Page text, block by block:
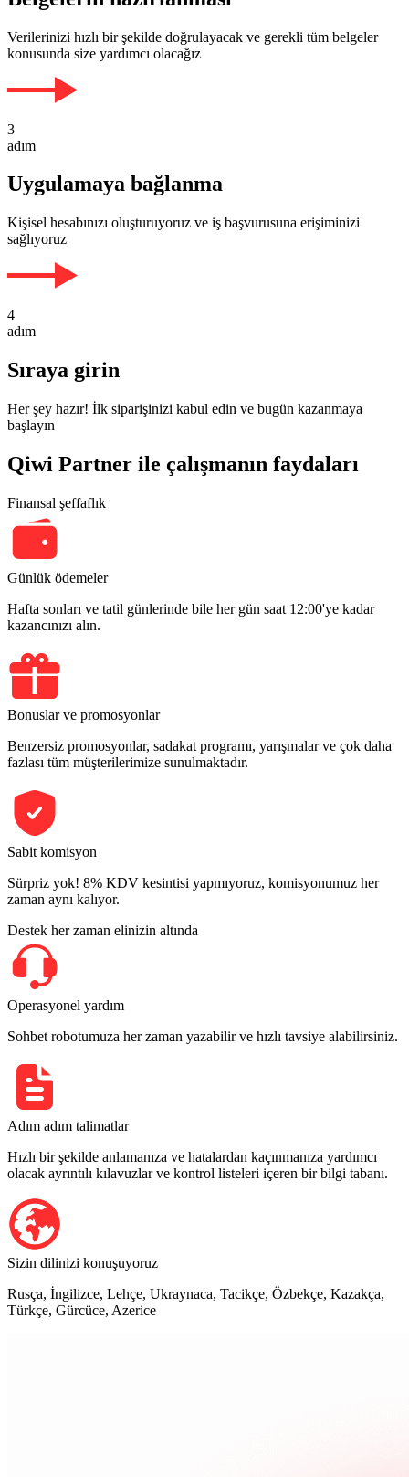
Verilerinizi hızlı bir şekilde doğrulayacak ve gerekli tüm belgeler
konusunda size yardımcı olacağız
3
adım
Uygulamaya bağlanma
Kişisel hesabınızı oluşturuyoruz ve iş başvurusuna erişiminizi
sağlıyoruz
4
adım
Sıraya girin
Her şey hazır! İlk siparişinizi kabul edin ve bugün kazanmaya
başlayın
Qiwi Partner ile çalışmanın faydaları
Finansal şeffaflık
Günlük ödemeler
Hafta sonları ve tatil günlerinde bile her gün saat 12:00'ye kadar
kazancınızı alın.
Bonuslar ve promosyonlar
Benzersiz promosyonlar, sadakat programı, yarışmalar ve çok daha
fazlası tüm müşterilerimize sunulmaktadır.
Sabit komisyon
Sürpriz yok! 8% KDV kesintisi yapmıyoruz, komisyonumuz her
zaman aynı kalıyor.
Destek her zaman elinizin altında
Operasyonel yardım
Sohbet robotumuza her zaman yazabilir ve hızlı tavsiye alabilirsiniz.
Adım adım talimatlar
Hızlı bir şekilde anlamanıza ve hatalardan kaçınmanıza yardımcı
olacak ayrıntılı kılavuzlar ve kontrol listeleri içeren bir bilgi tabanı.
Sizin dilinizi konuşuyoruz
Rusça, İngilizce, Lehçe, Ukraynaca, Tacikçe, Özbekçe, Kazakça,
Türkçe, Gürcüce, Azerice